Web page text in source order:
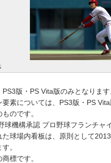
版・PS Vita版のみとなります
素については、PS3版・PS Vita
のです。
球機構承認 プロ野球フランチ
球場内看板は、原則として
。
標です。